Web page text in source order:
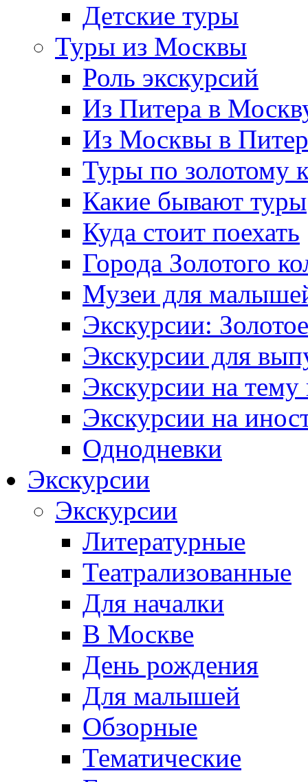
Детские туры
Туры из Москвы
Роль экскурсий
Из Питера в
Из Москвы в Питер
Туры по золотому
Какие бывают туры
Куда стоит поехать
Города Золотого
Музеи для
Экскурсии:
Экскурсии для
Экскурсии на тему
Экскурсии на
Однодневки
Экскурсии
Экскурсии
Литературные
Театрализованные
Для началки
В Москве
День рождения
Для малышей
Обзорные
Тематические